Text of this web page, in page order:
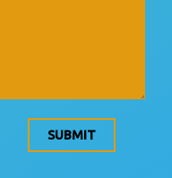
SUBMIT